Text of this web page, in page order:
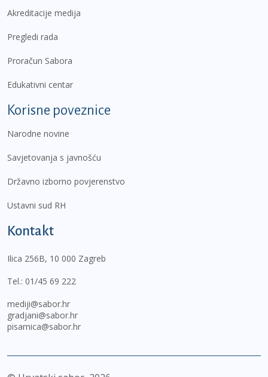
Akreditacije medija
Pregledi rada
Proračun Sabora
Edukativni centar
Korisne poveznice
Narodne novine
Savjetovanja s javnošću
Državno izborno povjerenstvo
Ustavni sud RH
Kontakt
Ilica 256B, 10 000 Zagreb
Tel.: 01/45 69 222
mediji@sabor.hr
gradjani@sabor.hr
pisarnica@sabor.hr